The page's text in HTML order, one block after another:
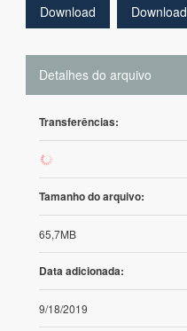
Download Download
Detalhes do arquivo
Transferências:
58
Tamanho do arquivo:
65,7MB
Data adicionada:
9/18/2019